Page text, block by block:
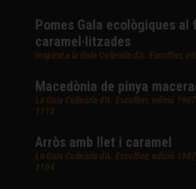
Pomes Gala ecològiques al
caramel·litzades
Inspirat a la Guia Culinària d'A. Escoffier,
Macedònia de pinya
La Guia Culinària d'A. Escoffier, edició
1113
Arròs amb llet i caramel
La Guia Culinària d'A. Escoffier, edició
1104